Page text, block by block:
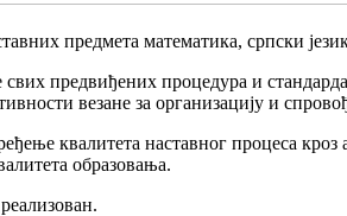
предмета математика, српски
предвиђених процедура и
везане за организацију и
квалитета наставног процеса кроз
образовања.